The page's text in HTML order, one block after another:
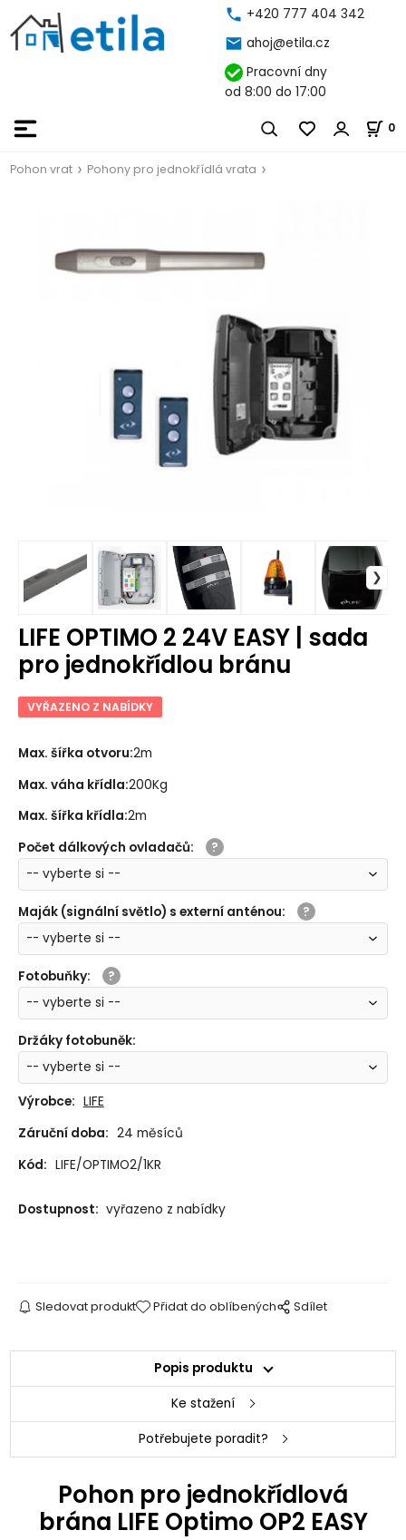
+420 777 404 342
ahoj@etila.cz
Pracovní dny
od 8:00 do 17:00
0
Pohon vrat Pohony pro jednokřídlá vrata
LIFE OPTIMO 2 24V EASY | sada
pro jednokřídlou bránu
VYŘAZENO Z NABÍDKY
Max. šířka otvoru:2m
Max. váha křídla:200Kg
Max. šířka křídla:2m
Počet dálkových ovladačů:
Maják (signální světlo) s externí anténou:
Fotobuňky:
Držáky fotobuněk:
Výrobce: LIFE
Záruční doba: 24 měsíců
Kód: LIFE/OPTIMO2/1KR
Dostupnost: vyřazeno z nabídky
Sledovat produkt Přidat do oblíbených Sdílet
Popis produktu
Ke stažení
Potřebujete poradit?
Pohon pro jednokřídlová
brána LIFE Optimo OP2 EASY